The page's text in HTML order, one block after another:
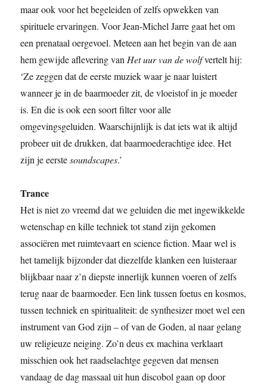
maar ook voor het begeleiden of zelfs opwekken van
spirituele ervaringen. Voor Jean-Michel Jarre gaat het om
een prenataal oergevoel. Meteen aan het begin van de aan
hem gewijde aflevering vanHet uur van de wolfvertelt hij:
‘Ze zeggen dat de eerste muziek waar je naar luistert
wanneer je in de baarmoeder zit, de vloeistof in je moeder
is. En die is ook een soort filter voor alle
omgevingsgeluiden. Waarschijnlijk is dat iets wat ik altijd
probeer uit de drukken, dat baarmoederachtige idee. Het
zijn je eerstesoundscapes.’
Trance
Het is niet zo vreemd dat we geluiden die met ingewikkelde
wetenschap en kille techniek tot stand zijn gekomen
associëren met ruimtevaart en science fiction. Maar wel is
het tamelijk bijzonder dat diezelfde klanken een luisteraar
blijkbaar naar z’n diepste innerlijk kunnen voeren of zelfs
terug naar de baarmoeder. Een link tussen foetus en kosmos,
tussen techniek en spiritualiteit: de synthesizer moet wel een
instrument van God zijn – of van de Goden, al naar gelang
uw religieuze neiging. Zo’n deus ex machina verklaart
misschien ook het raadselachtge gegeven dat mensen
vandaag de dag massaal uit hun discobol gaan op door